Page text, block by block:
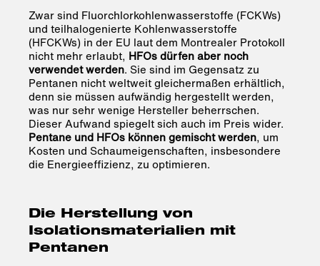
Zwar sind Fluorchlorkohlenwasserstoffe (FCKWs)
und teilhalogenierte Kohlenwasserstoffe
(HFCKWs) in der EU laut dem Montrealer Protokoll
nicht mehr erlaubt, HFOs dürfen aber noch
verwendet werden. Sie sind im Gegensatz zu
Pentanen nicht weltweit gleichermaßen erhältlich,
denn sie müssen aufwändig hergestellt werden,
was nur sehr wenige Hersteller beherrschen.
Dieser Aufwand spiegelt sich auch im Preis wider.
Pentane und HFOs können gemischt werden, um
Kosten und Schaumeigenschaften, insbesondere
die Energieeffizienz, zu optimieren.
Die Herstellung von
Isolationsmaterialien mit
Pentanen